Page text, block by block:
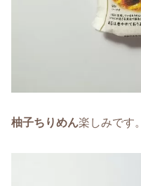
柚子ちりめん楽しみです。